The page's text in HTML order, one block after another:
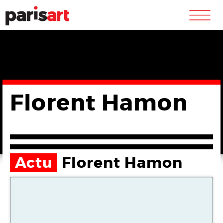
m
Florent Hamon
Actu Florent Hamon